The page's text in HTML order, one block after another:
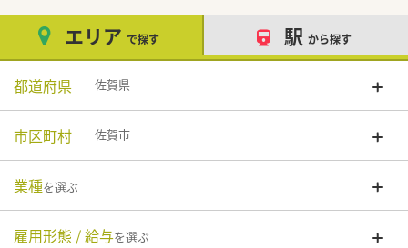
エリア で探す 駅 から探す
都道府県 佐賀県
市区町村 佐賀市
業種を選ぶ
雇用形態 / 給与を選ぶ